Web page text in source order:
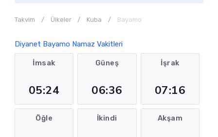
Takvim Ülkeler Kuba Bayamo
Diyanet Bayamo Namaz Vakitleri
İmsak
05:24
Güneş
06:36
İşrak
07:16
Öğle İkindi Akşam